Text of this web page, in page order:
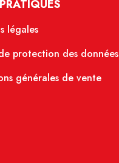
légales
protection des données
générales de vente